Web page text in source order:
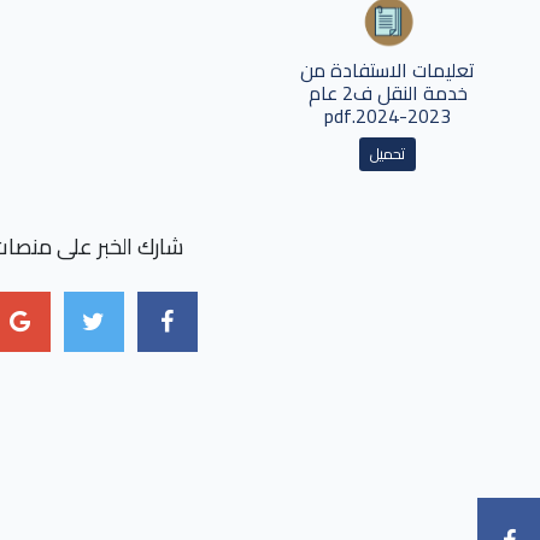
تعليمات الاستفادة من
خدمة النقل ف2 عام
2023-2024.pdf
تحميل
شارك الخبر على